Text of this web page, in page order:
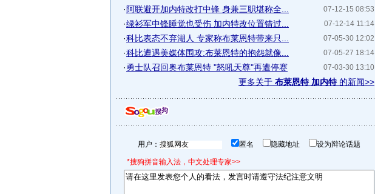
07-12-15 08:53
· 阿联避开加内特改打中锋 身兼三职堪称全...
07-12-14 11:14
·绿衫军中锋睡觉也受伤 加内特改位置错过...
07-05-30 12:02
·科比表态不弃湖人 专家称布莱恩特带来只...
07-05-27 18:14
·科比遭遇美媒体围攻:布莱恩特的抱怨就像...
07-03-30 13:10
·勇士队召回奥布莱恩特 "怒吼天尊"再遭停赛
更多关于 布莱恩特 加内特 的新闻>>
用户： 匿名 隐藏地址 设为辩论话题
*搜狗拼音输入法，中文处理专家>>